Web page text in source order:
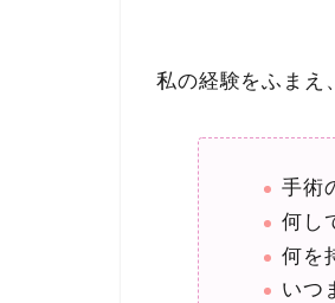
私の経験をふまえ
手術
何し
何を
いつ